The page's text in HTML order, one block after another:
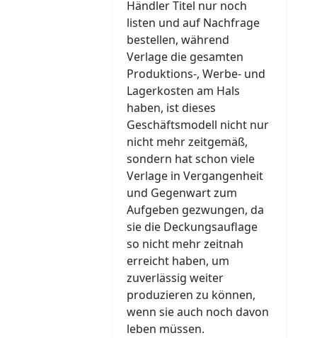
Händler Titel nur noch
listen und auf Nachfrage
bestellen, während
Verlage die gesamten
Produktions-, Werbe- und
Lagerkosten am Hals
haben, ist dieses
Geschäftsmodell nicht nur
nicht mehr zeitgemäß,
sondern hat schon viele
Verlage in Vergangenheit
und Gegenwart zum
Aufgeben gezwungen, da
sie die Deckungsauflage
so nicht mehr zeitnah
erreicht haben, um
zuverlässig weiter
produzieren zu können,
wenn sie auch noch davon
leben müssen.